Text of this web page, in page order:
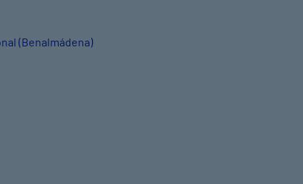
(Benalmádena)